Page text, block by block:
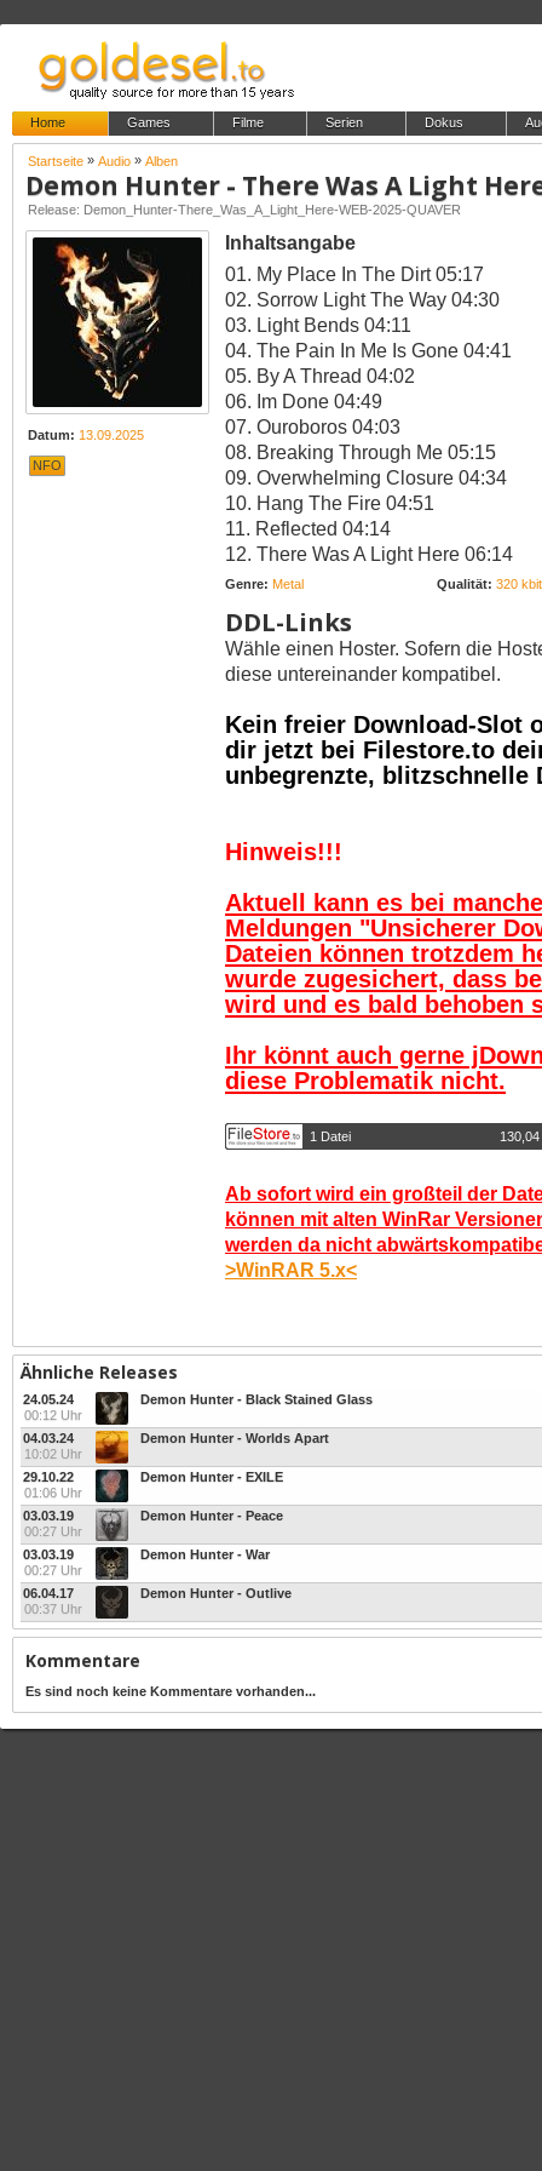
Home Games Filme Serien Dokus
Startseite » Audio » Alben
Demon Hunter - There Was A Light
Release: Demon_Hunter-There_Was_A_Light_Here-WEB-2025-QUAVER
Datum: 13.09.2025
NFO
Inhaltsangabe
01. My Place In The Dirt 05:17
02. Sorrow Light The Way 04:30
03. Light Bends 04:11
04. The Pain In Me Is Gone 04:41
05. By A Thread 04:02
06. Im Done 04:49
07. Ouroboros 04:03
08. Breaking Through Me 05:15
09. Overwhelming Closure 04:34
10. Hang The Fire 04:51
11. Reflected 04:14
12. There Was A Light Here 06:14
Genre: Metal Qualität: 320
DDL-Links
Wähle einen Hoster. Sofern die
diese untereinander kompatibel.
Kein freier Download-Slot
dir jetzt bei Filestore.to
unbegrenzte, blitzschnelle
Hinweis!!!
Aktuell kann es bei
Meldungen "Unsicherer
Dateien können trotzdem
wurde zugesichert, dass
wird und es bald behoben
Ihr könnt auch gerne
diese Problematik nicht.
1 Datei
Ab sofort wird ein großteil der
können mit alten WinRar
werden da nicht
>WinRAR 5.x<
Ähnliche Releases
24.05.24
00:12 Uhr
Demon Hunter - Black Stained Glass
04.03.24
10:02 Uhr
Demon Hunter - Worlds Apart
29.10.22
01:06 Uhr
Demon Hunter - EXILE
03.03.19
00:27 Uhr
Demon Hunter - Peace
03.03.19
00:27 Uhr
Demon Hunter - War
06.04.17
00:37 Uhr
Demon Hunter - Outlive
Kommentare
Es sind noch keine Kommentare vorhanden...